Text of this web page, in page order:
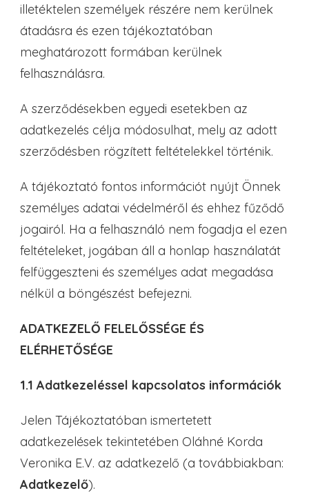
illetéktelen személyek részére nem kerülnek
átadásra és ezen tájékoztatóban
meghatározott formában kerülnek
felhasználásra.
A szerződésekben egyedi esetekben az
adatkezelés célja módosulhat, mely az adott
szerződésben rögzített feltételekkel történik.
A tájékoztató fontos információt nyújt Önnek
személyes adatai védelméről és ehhez fűződő
jogairól. Ha a felhasználó nem fogadja el ezen
feltételeket, jogában áll a honlap használatát
felfüggeszteni és személyes adat megadása
nélkül a böngészést befejezni.
ADATKEZELŐ FELELŐSSÉGE ÉS
ELÉRHETŐSÉGE
1.1 Adatkezeléssel kapcsolatos információk
Jelen Tájékoztatóban ismertetett
adatkezelések tekintetében Oláhné Korda
Veronika E.V. az adatkezelő (a továbbiakban:
Adatkezelő).